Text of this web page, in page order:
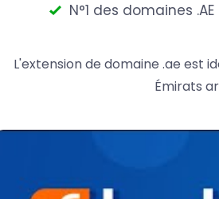
N°1 des domaines
L'extension de domaine .ae est
Émirats